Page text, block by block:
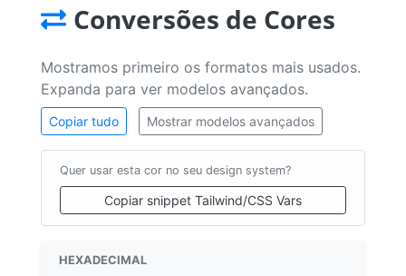
Conversões de Cores
Mostramos primeiro os formatos mais usados.
Expanda para ver modelos avançados.
Copiar tudo Mostrar modelos avançados
Quer usar esta cor no seu design system?
Copiar snippet Tailwind/CSS Vars
HEXADECIMAL